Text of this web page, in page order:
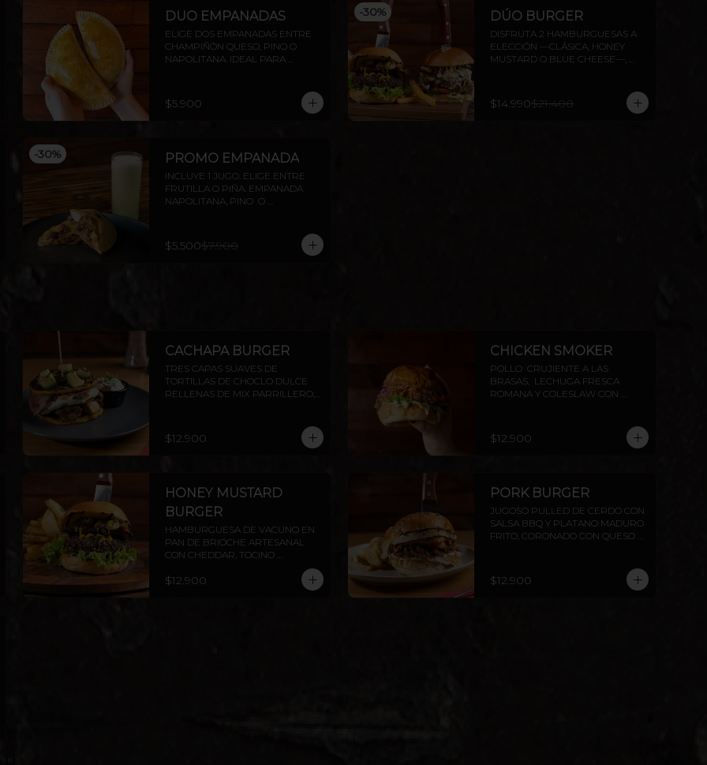
DUO EMPANADAS
ELIGE DOS EMPANADAS ENTRE
CHAMPIÑÓN QUESO, PINO O
NAPOLITANA. IDEAL PARA
$5.900
-30% DÚO BURGER
DISFRUTA 2 HAMBURGUESAS A
ELECCIÓN —CLÁSICA, HONEY
MUSTARD O BLUE CHEESE—,
$14.990$21.400
-30% PROMO EMPANADA
INCLUYE 1 JUGO. ELIGE ENTRE
FRUTILLA O PIÑA. EMPANADA
NAPOLITANA, PINO  O
$5.500$7.900
CACHAPA BURGER
TRES CAPAS SUAVES DE
TORTILLAS DE CHOCLO DULCE
RELLENAS DE MIX PARRILLERO,
PALTA FLAMBEADOS,
ACOMPAÑADOS DE SALSA
$12.900
CHICKEN SMOKER
POLLO  CRUJIENTE A LAS
BRASAS,  LECHUGA FRESCA
ROMANA Y COLESLAW CON
BRIOCHE DE LA CASA.
ACOMPAÑADO DE PAPAS
$12.900
HONEY MUSTARD
BURGER
HAMBURGUESA DE VACUNO EN
PAN DE BRIOCHE ARTESANAL
CON CHEDDAR, TOCINO
PARRILLERO, CHAMPIÑONES AL
AJILLO Y SALSA HONEY
$12.900
PORK BURGER
JUGOSO PULLED DE CERDO CON
SALSA BBQ Y PLATANO MADURO
FRITO, CORONADO CON QUESO
$12.900